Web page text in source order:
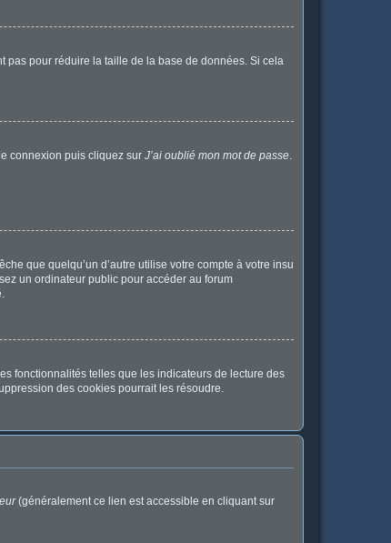
pas pour réduire la taille de la base de données. Si cela
connexion puis cliquez sur J’ai oublié mon mot de passe.
que quelqu’un d’autre utilise votre compte à votre insu
un ordinateur public pour accéder au forum
fonctionnalités telles que les indicateurs de lecture des
des cookies pourrait les résoudre.
(généralement ce lien est accessible en cliquant sur